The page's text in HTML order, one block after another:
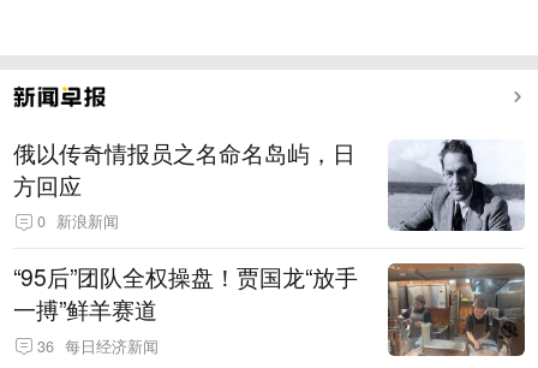
俄以传奇情报员之名命名岛屿，日
方回应
0 新浪新闻
“95后”团队全权操盘！贾国龙“放手
一搏”鲜羊赛道
36 每日经济新闻